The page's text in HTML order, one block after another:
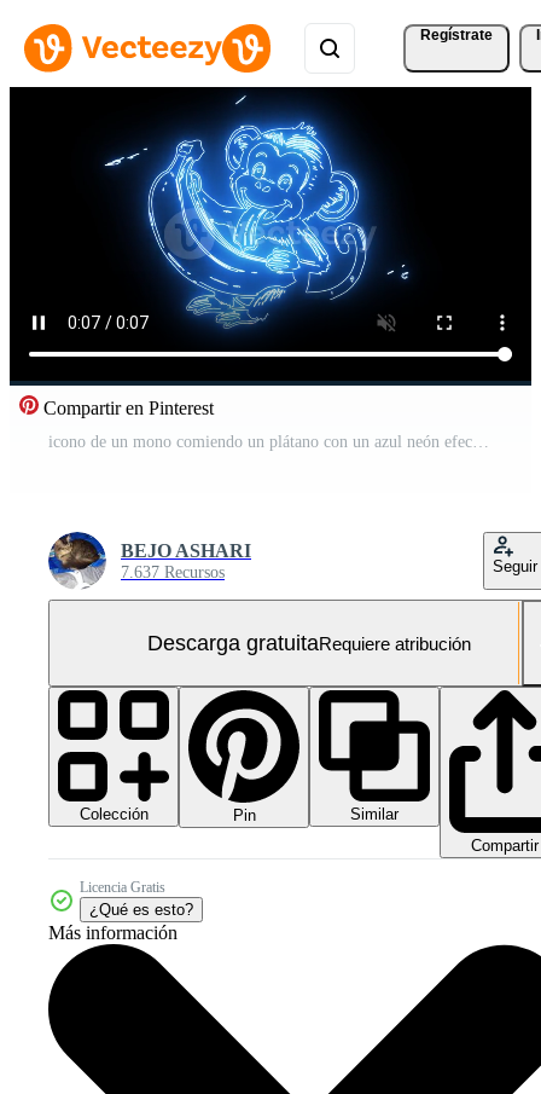
Regístrate
Compartir en Pinterest
icono de un mono comiendo un plátano con un azul neón efecto Vídeo Gratis
BEJO ASHARI
7.637 Recursos Seguir
Descarga gratuitaRequiere atribución
Colección Pin
Similar
Compartir
Licencia Gratis
¿Qué es esto?
Más información